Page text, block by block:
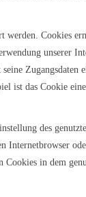
werden. Cookies
unserer
Zugangsdaten
ist das Cookie
des
Internetbrowser
in dem